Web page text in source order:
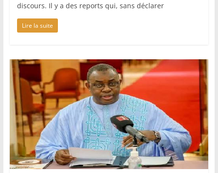
discours. Il y a des reports qui, sans déclarer
Lire la suite